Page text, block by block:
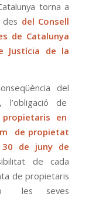
torna a
del Consell
de Catalunya
Justícia de la
del
de
en
de propietat
de juny de
de cada
de propietaris
les seves